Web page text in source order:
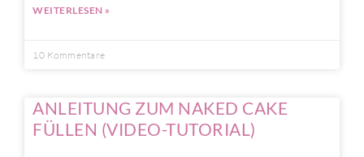
WEITERLESEN »
10 Kommentare
ANLEITUNG ZUM NAKED CAKE
FÜLLEN (VIDEO-TUTORIAL)